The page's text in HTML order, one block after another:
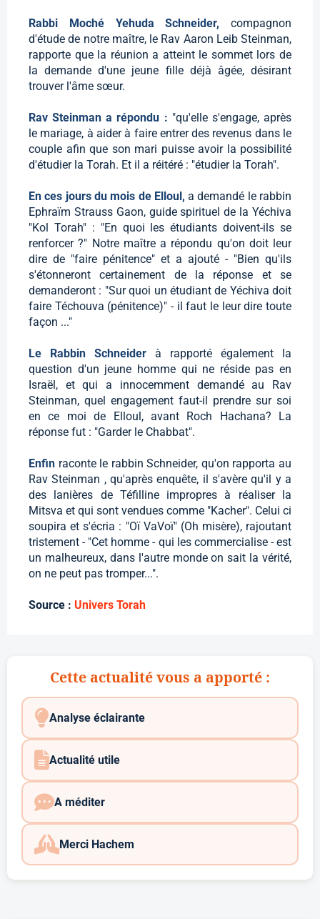
Rabbi Moché Yehuda Schneider, compagnon
d'étude de notre maître, le Rav Aaron Leib Steinman,
rapporte que la réunion a atteint le sommet lors de
la demande d'une jeune fille déjà âgée, désirant
trouver l'âme sœur.
Rav Steinman a répondu : "qu'elle s'engage, après
le mariage, à aider à faire entrer des revenus dans le
couple afin que son mari puisse avoir la possibilité
d'étudier la Torah. Et il a réitéré : "étudier la Torah".
En ces jours du mois de Elloul,a demandé le rabbin
Ephraïm Strauss Gaon, guide spirituel de la Yéchiva
"Kol Torah" : "En quoi les étudiants doivent-ils se
renforcer ?" Notre maître a répondu qu'on doit leur
dire de "faire pénitence" et a ajouté - "Bien qu'ils
s'étonneront certainement de la réponse et se
demanderont : "Sur quoi un étudiant de Yéchiva doit
faire Téchouva (pénitence)" - il faut le leur dire toute
façon ..."
Le Rabbin Schneider à rapporté également la
question d'un jeune homme qui ne réside pas en
Israël, et qui a innocemment demandé au Rav
Steinman, quel engagement faut-il prendre sur soi
en ce moi de Elloul, avant Roch Hachana? La
réponse fut : "Garder le Chabbat".
Enfin raconte le rabbin Schneider, qu'on rapporta au
Rav Steinman , qu'après enquête, il s'avère qu'il y a
des lanières de Téfilline impropres à réaliser la
Mitsva et qui sont vendues comme "Kacher". Celui ci
soupira et s'écria : "Oï VaVoï" (Oh misère), rajoutant
tristement - "Cet homme - qui les commercialise - est
un malheureux, dans l'autre monde on sait la vérité,
on ne peut pas tromper...".
Source : Univers Torah
Cette actualité vous a apporté :
Analyse éclairante
Actualité utile
A méditer
Merci Hachem